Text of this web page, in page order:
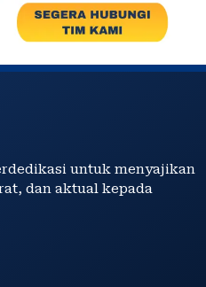
untuk menyajikan
dan aktual kepada